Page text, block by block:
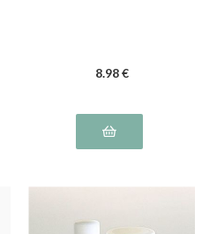
8.98 €